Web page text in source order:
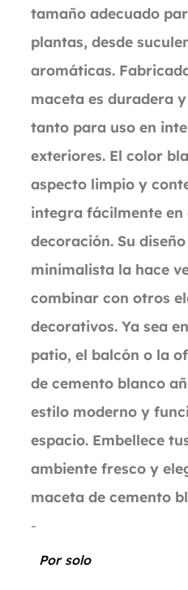
tamaño adecuado
plantas, desde
aromáticas.
maceta es duradera
tanto para uso en
exteriores. El color
aspecto limpio y
integra fácilmente en
decoración. Su
minimalista la hace
combinar con otros
decorativos. Ya sea
patio, el balcón o la
de cemento blanco
estilo moderno y
espacio. Embellece
ambiente fresco y
maceta de cemento
-
Por solo